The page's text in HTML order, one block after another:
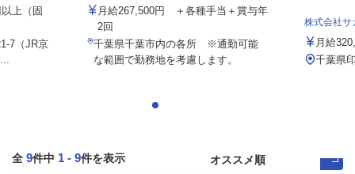
上（固
7（JR京
月給267,500円 ＋各種手当＋賞与年
2回
千葉県千葉市内の各所 ※通勤可能
な範囲で勤務地を考慮します。
株式会社サ
月給
千葉県
全 9件中 1 - 9件を表示